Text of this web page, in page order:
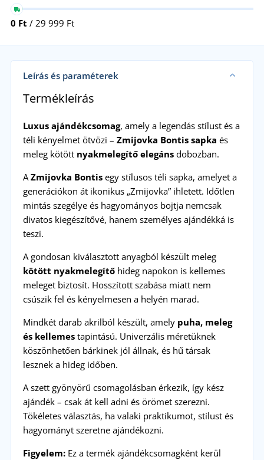
0 Ft / 29 999 Ft
Leírás és paraméterek
Termékleírás
Luxus ajándékcsomag, amely a legendás stílust és a
téli kényelmet ötvözi – Zmijovka Bontis sapka és
meleg kötött nyakmelegítő elegánsdobozban.
A Zmijovka Bontisegy stílusos téli sapka, amelyet a
generációkon át ikonikus „Zmijovka” ihletett. Időtlen
mintás szegélye és hagyományos bojtja nemcsak
divatos kiegészítővé, hanem személyes ajándékká is
teszi.
A gondosan kiválasztott anyagból készült meleg
kötött nyakmelegítőhideg napokon is kellemes
meleget biztosít. Hosszított szabása miatt nem
csúszik fel és kényelmesen a helyén marad.
Mindkét darab akrilból készült, amely puha, meleg
és kellemestapintású. Univerzális méretüknek
köszönhetően bárkinek jól állnak, és hű társak
lesznek a hideg időben.
A szett gyönyörű csomagolásban érkezik, így kész
ajándék – csak át kell adni és örömet szerezni.
Tökéletes választás, ha valaki praktikumot, stílust és
hagyományt szeretne ajándékozni.
Figyelem:Ez a termék ajándékcsomagként kerül